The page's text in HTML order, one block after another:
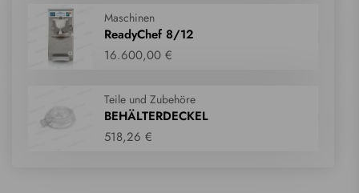
Maschinen
ReadyChef 8/12
16.600,00 €
Teile und Zubehöre
BEHÄLTERDECKEL
518,26 €